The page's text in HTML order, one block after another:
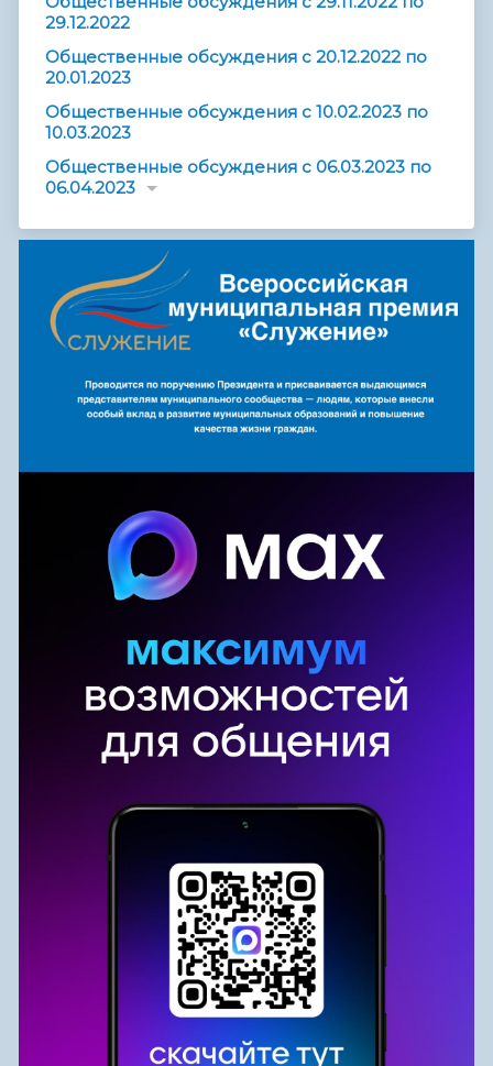
29.12.2022
Общественные обсуждения с 20.12.2022 по
20.01.2023
Общественные обсуждения с 10.02.2023 по
10.03.2023
Общественные обсуждения с 06.03.2023 по
06.04.2023